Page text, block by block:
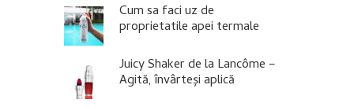
Cum sa faci uz de
proprietatile apei termale
Juicy Shaker de la Lancôme –
Agită, învârteși aplică